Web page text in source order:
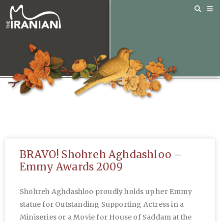
BRAVO! Shohreh Aghdashloo –
Emmy Awards 2009
Shohreh Aghdashloo proudly holds up her Emmy
statue for Outstanding Supporting Actress in a
Miniseries or a Movie for House of Saddam at the